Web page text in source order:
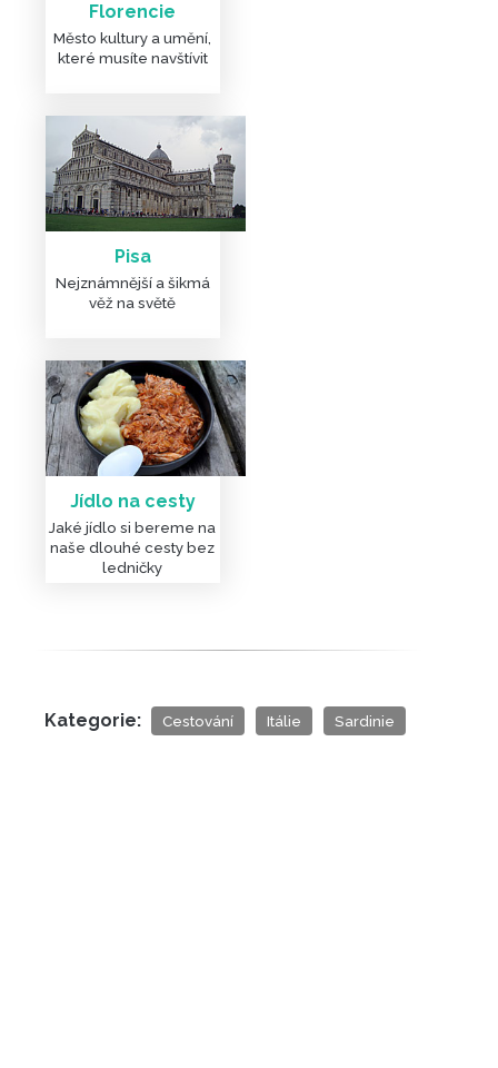
Florencie
Město kultury a umění,
které musíte navštívit
Pisa
Nejznámnější a šikmá
věž na světě
Jídlo na cesty
Jaké jídlo si bereme na
naše dlouhé cesty bez
ledničky
Kategorie: Cestování Itálie Sardinie